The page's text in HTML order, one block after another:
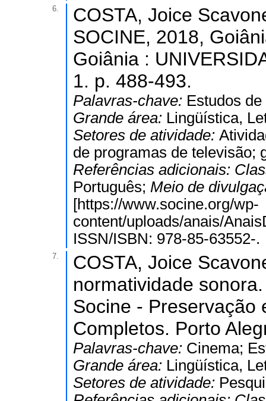
6.
COSTA, Joice
SOCINE, 2018,
Goiânia :
1. p. 488-493.
Palavras-chave: Estudos
Grande área: Lingüística,
Setores de atividade:
de programas de televisão;
Referências adicionais:
Português; Meio de
[https://www.socine.org/wp-
content/uploads/anais/
ISSN/ISBN: 978-85-63552-.
7.
COSTA, Joice
normatividade
Socine - Preservação
Completos. Porto
Palavras-chave: Cinema;
Grande área: Lingüística,
Setores de atividade: